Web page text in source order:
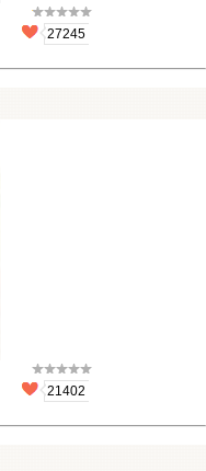
27245
21402